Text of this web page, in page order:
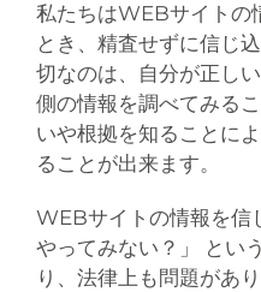
私たちはWEBサイトの
とき、精査せずに信じ
切なのは、自分が正し
側の情報を調べてみる
いや根拠を知ることに
ることが出来ます。
WEBサイトの情報を信
やってみない？」 とい
り、法律上も問題があり